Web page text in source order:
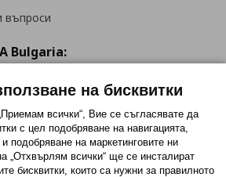
въпроси
Bulgaria:
PinterestInstagram
на бисквитки
всички“, Вие се съгласявате да
с цел подобряване на навигацията,
подобряване на маркетинговите ни
„Отхвърлям всички“ ще се инсталират
бисквитки, които са нужни за правилното